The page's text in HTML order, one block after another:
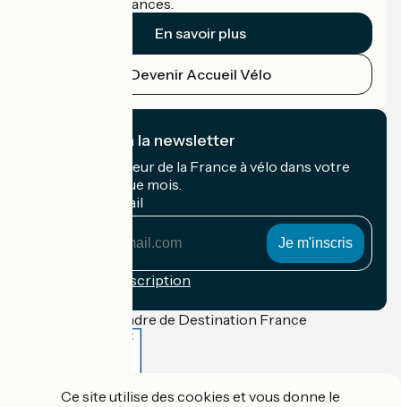
cyclistes en vacances.
En savoir plus
Devenir Accueil Vélo
Je m'abonne à la newsletter
Recevez le meilleur de la France à vélo dans votre
boîte mail chaque mois.
Mon adresse mail
Conditions d'inscription
Financé dans le cadre de Destination France
Accueil Vélo Pro
Ce site utilise des cookies et vous donne le